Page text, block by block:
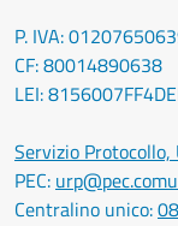
P. IVA:
CF: 80014890638
LEI:
Servizio Protocollo,
PEC:
Centralino unico: